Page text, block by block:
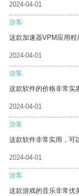
2024-04-01
游客
这款加速器VPM应用程
2024-04-01
游客
这款软件的价格非常实
2024-04-01
游客
这款软件非常实用，可
2024-04-01
游客
这款游戏的音乐非常优